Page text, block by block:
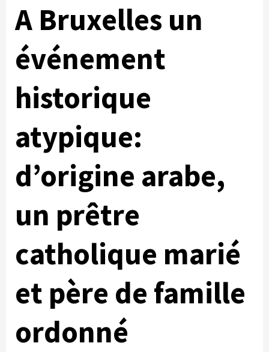
A Bruxelles un
événement
historique
atypique:
d’origine arabe,
un prêtre
catholique marié
et père de famille
ordonné